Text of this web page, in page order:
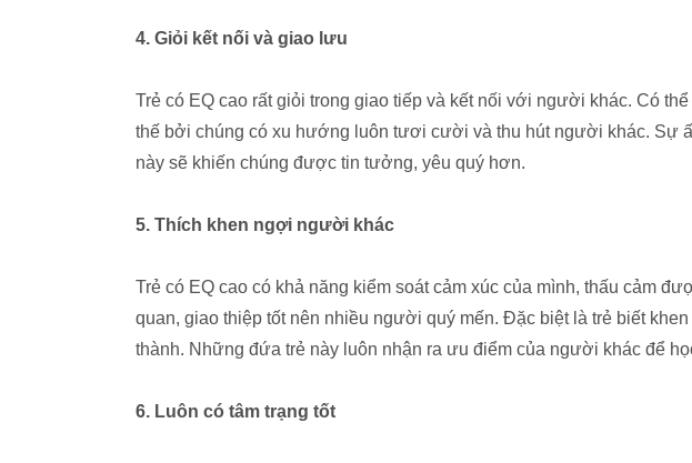
4. Giỏi kết nối và giao lưu
Trẻ có EQ cao rất giỏi trong giao tiếp và kết nối với người khác. Có
thế bởi chúng có xu hướng luôn tươi cười và thu hút người khác. Sự
này sẽ khiến chúng được tin tưởng, yêu quý hơn.
5. Thích khen ngợi người khác
Trẻ có EQ cao có khả năng kiểm soát cảm xúc của mình, thấu cảm
quan, giao thiệp tốt nên nhiều người quý mến. Đặc biệt là trẻ biết
thành. Những đứa trẻ này luôn nhận ra ưu điểm của người khác để
6. Luôn có tâm trạng tốt